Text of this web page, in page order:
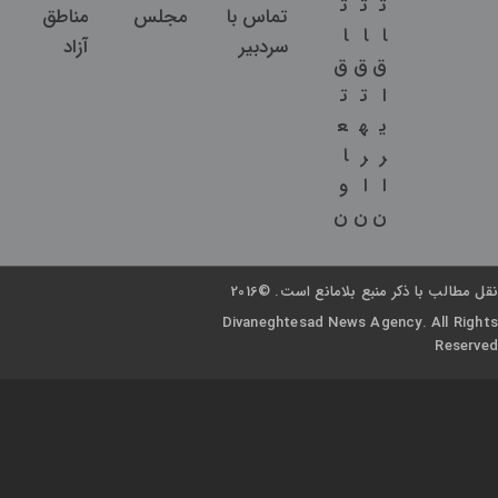
ت
ا
ق
ا
ی
ر
ا
ن
ت
ا
ق
ت
ه
ر
ا
ن
ت
ا
ق
ت
ع
ا
و
ن
تماس با
سردبیر
مجلس
مناطق
آزاد
نقل مطالب با ذکر منبع بلامانع است. ©2016
Divaneghtesad News Agency. All Rights
Reserved